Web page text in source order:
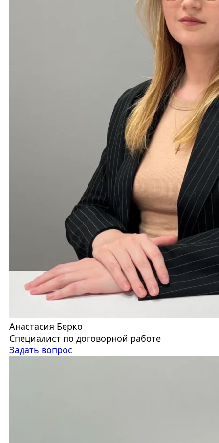
Анастасия Берко
Специалист по договорной работе
Задать вопрос